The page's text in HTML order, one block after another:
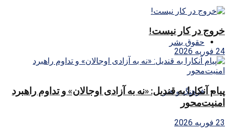
حقوق بشر
فرهنگ و هنر
خروج در کار نیست!
24 فوریه 2026
پیام آنکارا به قندیل: «نه به آزادی اوجالان» و تداوم راهبرد
امنیت‌محور
23 فوریه 2026